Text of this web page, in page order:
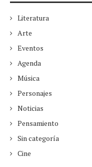
Literatura
Arte
Eventos
Agenda
Música
Personajes
Noticias
Pensamiento
Sin categoría
Cine